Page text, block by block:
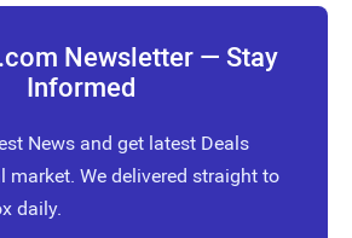
Newsletter — Stay
Informed
News and get latest Deals
market. We delivered straight to
daily.